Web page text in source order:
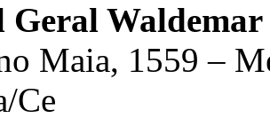
Geral
Maia, 1559 –
Ce